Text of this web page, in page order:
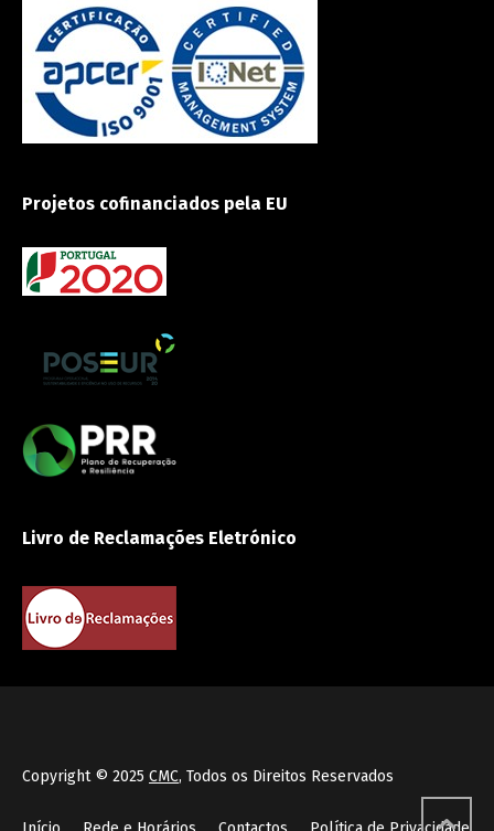
Projetos cofinanciados pela EU
Livro de Reclamações Eletrónico
Copyright © 2025 CMC, Todos os Direitos Reservados